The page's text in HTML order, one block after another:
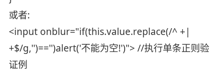
或者:
<input onblur="if(this.value.replace(/^ +|
+$/g,'')=='')alert('不能为空!')"> //执行单条正则验
证例